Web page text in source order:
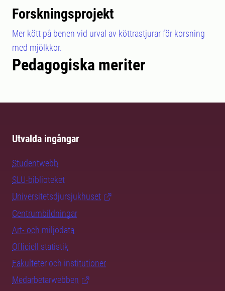
Forskningsprojekt
Mer kött på benen vid urval av köttrastjurar för korsning
med mjölkkor.
Pedagogiska meriter
Utvalda ingångar
Studentwebb
SLU-biblioteket
Universitetsdjursjukhuset
Centrumbildningar
Art- och miljödata
Officiell statistik
Fakulteter och institutioner
Medarbetarwebben